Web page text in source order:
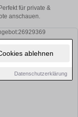
ablehnen
Datenschutzerklärung
für private &
anschauen.